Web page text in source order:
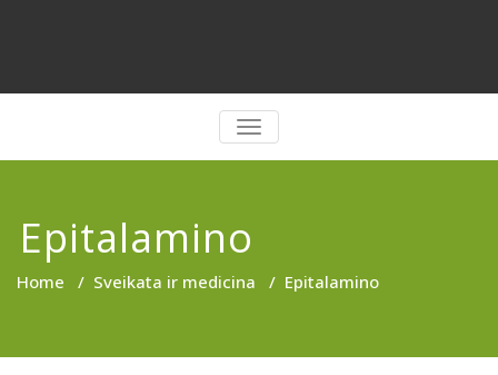
PERJUNGTI
NAVIGACIJĄ
Epitalamino
Home / Sveikata ir medicina / Epitalamino